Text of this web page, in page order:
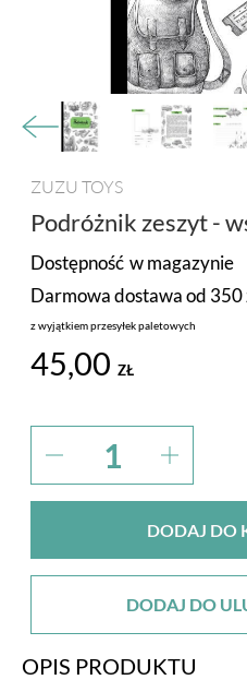
POMYSŁ NA PREZENT
MARKI
ZUZU TOYS
Podróżnik zeszyt -
Dostępność w magazynie
Darmowa dostawa od 350
z wyjątkiem przesyłek paletowych
45,00 ZŁ
DODAJ DO
DODAJ DO
OPIS PRODUKTU